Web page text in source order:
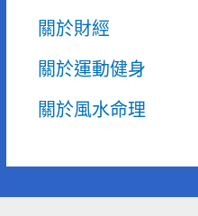
關於財經
關於運動健身
關於風水命理